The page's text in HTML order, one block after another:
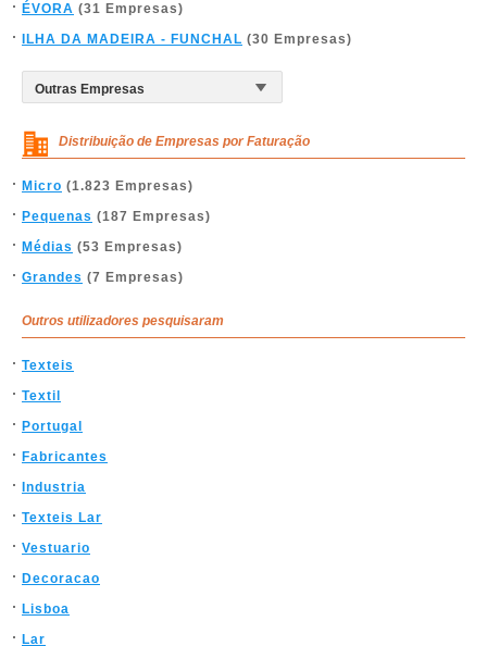
ÉVORA (31 Empresas)
ILHA DA MADEIRA - FUNCHAL (30 Empresas)
Distribuição de Empresas por Faturação
Micro (1.823 Empresas)
Pequenas (187 Empresas)
Médias (53 Empresas)
Grandes (7 Empresas)
Outros utilizadores pesquisaram
Texteis
Textil
Portugal
Fabricantes
Industria
Texteis Lar
Vestuario
Decoracao
Lisboa
Lar